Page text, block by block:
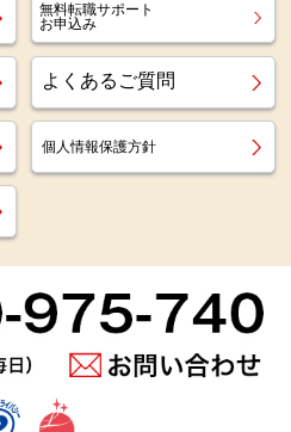
無料転職サポート
お申込み
よくあるご質問
個人情報保護方針